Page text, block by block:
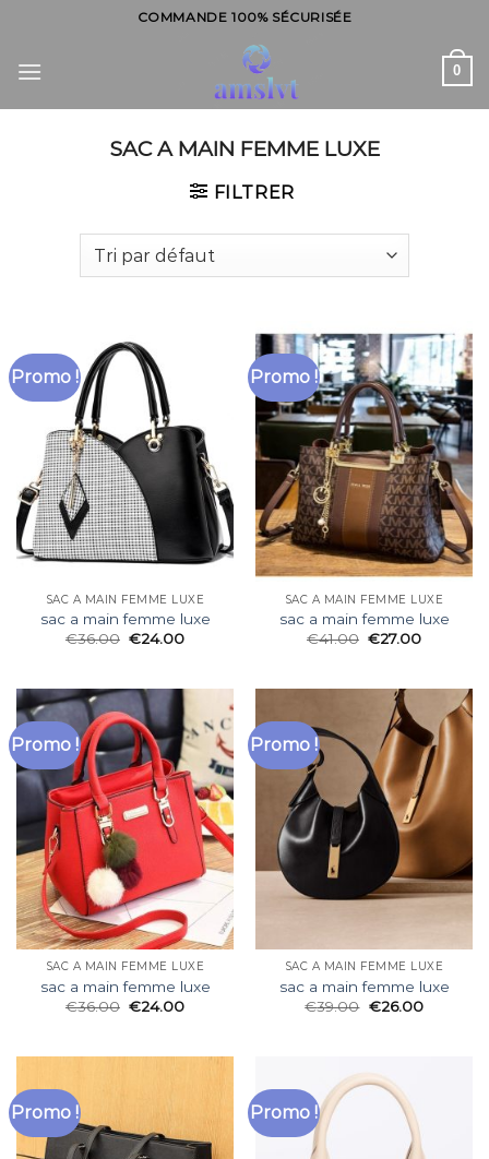
content
COMMANDE 100% SÉCURISÉE
0
SAC A MAIN FEMME LUXE
FILTRER
Promo !
SAC A MAIN FEMME LUXE
sac a main femme luxe
€36.00 €24.00
Promo !
SAC A MAIN FEMME LUXE
sac a main femme luxe
€41.00 €27.00
Promo !
SAC A MAIN FEMME LUXE
sac a main femme luxe
€36.00 €24.00
Promo !
SAC A MAIN FEMME LUXE
sac a main femme luxe
€39.00 €26.00
Promo ! Promo !